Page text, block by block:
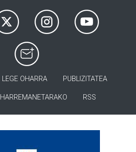
LEGE OHARRA PUBLIZITATEA
HARREMANETARAKO RSS